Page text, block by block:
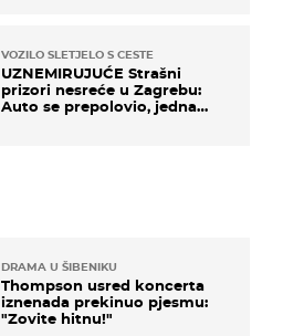
VOZILO SLETJELO S CESTE
UZNEMIRUJUĆE Strašni
prizori nesreće u Zagrebu:
Auto se prepolovio, jedna
DRAMA U ŠIBENIKU
Thompson usred koncerta
iznenada prekinuo pjesmu:
"Zovite hitnu!"